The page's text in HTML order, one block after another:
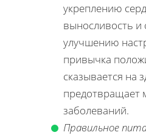
укреплению
выносливость и
улучшению
привычка
сказывается на
предотвращает
заболеваний.
Правильное